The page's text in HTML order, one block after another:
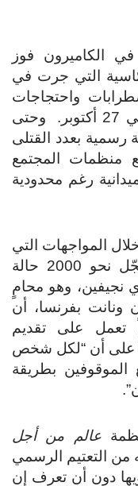
الكاميرون فوز
التي جرت في
اضطرابات واحتجاجات
أعقبت النتائج الرسمية الصادرة في 27 أكتوبر. وحتى
بعدد القتلى
منظمات المجتمع
رغم محدودية
قُتل 39 مدنياً خلال المواجهات التي
تلت الإعلان عن النتائج، فيما سُجّل نحو 2000 حالة
نجيفين، وهو محامٍ
ونانت بفرنسا، أن
تضم 149 محامياً تعمل على تقديم
على أن “لكل شخص
الموقوفين بطريقة
عالم من أجل
من التعتيم الرسمي
دون أن تعرف إن